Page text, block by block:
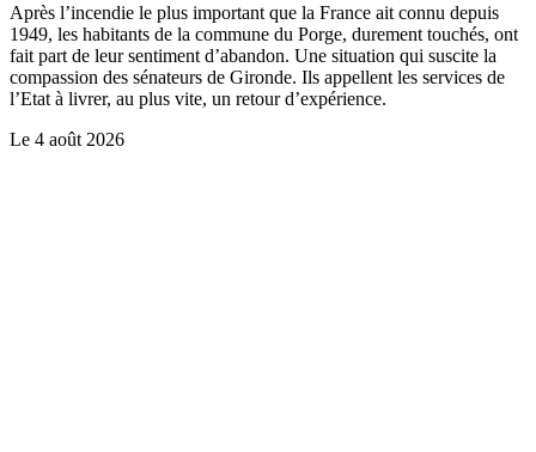
Après l’incendie le plus important que la France ait connu depuis
1949, les habitants de la commune du Porge, durement touchés, ont
fait part de leur sentiment d’abandon. Une situation qui suscite la
compassion des sénateurs de Gironde. Ils appellent les services de
l’Etat à livrer, au plus vite, un retour d’expérience.
Le 4 août 2026